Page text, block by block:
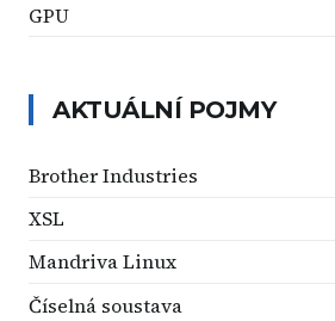
GPU
AKTUÁLNÍ POJMY
Brother Industries
XSL
Mandriva Linux
Číselná soustava